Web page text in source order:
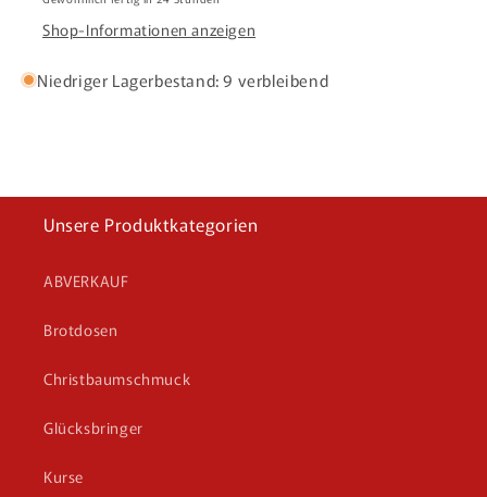
Shop-Informationen anzeigen
Niedriger Lagerbestand: 9 verbleibend
Unsere Produktkategorien
ABVERKAUF
Brotdosen
Christbaumschmuck
Glücksbringer
Kurse